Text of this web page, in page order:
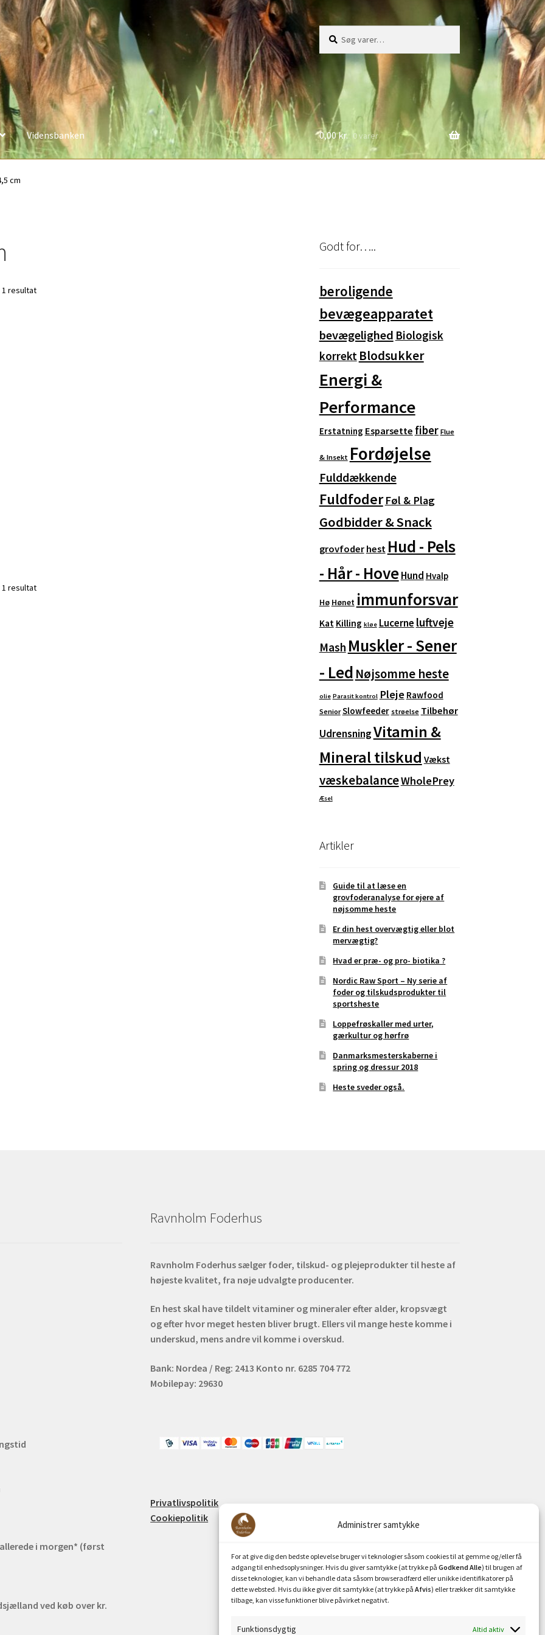
Administrer samtykke
For at give dig den bedste oplevelse bruger vi teknologier såsom cookies til at gemme og/eller få
adgang til enhedsoplysninger. Hvis du giver samtykke (at trykke på Godkend Alle) til brugen af
disse teknologier, kan vi behandle data såsom browseradfærd eller unikke identifikatorer på
dette websted. Hvis du ikke giver dit samtykke (at trykke på Afvis) eller trækker dit samtykke
tilbage, kan visse funktioner blive påvirket negativt.
Funktionsdygtig Altid aktiv
efter:
Vidensbanken 0,00kr. 0 varer
cm
1 resultat
1 resultat
Godt for…..
beroligende
bevægeapparatet
bevægelighed Biologisk
korrekt Blodsukker
Energi &
Performance
Erstatning Esparsette fiber Flue
& Insekt Fordøjelse
Fulddækkende
Fuldfoder Føl & Plag
Godbidder & Snack
grovfoder hest Hud - Pels
- Hår - HoveHund Hvalp
Hø Hønet immunforsvar
Kat Killing kløe Lucerne luftveje
Mash Muskler - Sener
- Led Nøjsomme heste
olie Parasit kontrol Pleje Rawfood
Senior Slowfeeder strøelse Tilbehør
UdrensningVitamin &
Mineral tilskud Vækst
væskebalanceWholePrey
Æsel
Artikler
Guide til at læse en
grovfoderanalyse for ejere af
nøjsomme heste
Er din hest overvægtig eller blot
mervægtig?
Hvad er præ- og pro- biotika ?
Nordic Raw Sport – Ny serie af
foder og tilskudsprodukter til
sportsheste
Loppefrøskaller med urter,
gærkultur og hørfrø
Danmarksmesterskaberne i
spring og dressur 2018
Heste sveder også.
i morgen* (først
ved køb over kr.
Ravnholm Foderhus
Ravnholm Foderhus sælger foder, tilskud- og plejeprodukter til heste af
højeste kvalitet, fra nøje udvalgte producenter.
En hest skal have tildelt vitaminer og mineraler efter alder, kropsvægt
og efter hvor meget hesten bliver brugt. Ellers vil mange heste komme i
underskud, mens andre vil komme i overskud.
Bank: Nordea / Reg: 2413 Konto nr. 6285 704 772
Mobilepay: 29630
Privatlivspolitik
Cookiepolitik